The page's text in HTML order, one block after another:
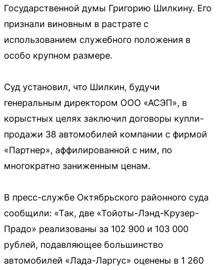
Государственной думы Григорию Шилкину. Его
признали виновным в растрате с
использованием служебного положения в
особо крупном размере.
Суд установил, что Шилкин, будучи
генеральным директором ООО «АСЭП», в
корыстных целях заключил договоры купли-
продажи 38 автомобилей компании с фирмой
«Партнер», аффилированной с ним, по
многократно заниженным ценам.
В пресс-службе Октябрьского районного суда
сообщили: «Так, две «Тойоты-Лэнд-Крузер-
Прадо» реализованы за 102 900 и 103 000
рублей, подавляющее большинство
автомобилей «Лада-Ларгус» оценены в 1 260